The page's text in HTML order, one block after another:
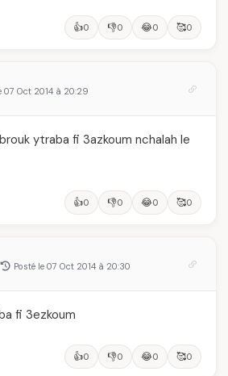
👍0 👎0 😂0 🥰0
07 Oct 2014 à 20:29
ytraba fi 3azkoum nchalah le
👍0 👎0 😂0 🥰0
Posté le 07 Oct 2014 à 20:30
fi 3ezkoum
👍0 👎0 😂0 🥰0